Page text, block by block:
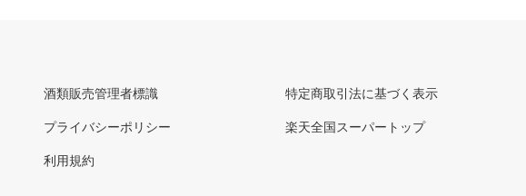
酒類販売管理者標識
プライバシーポリシー
利用規約
特定商取引法に基づく表示
楽天全国スーパートップ